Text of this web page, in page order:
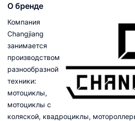
О бренде
Компания
Changjiang
занимается
производством
разнообразной
техники:
мотоциклы,
мотоциклы с
коляской, квадроциклы,